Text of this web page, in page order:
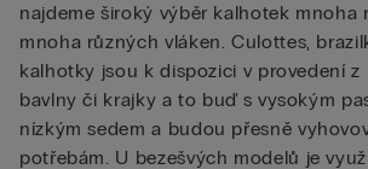
najdeme široký výběr kalhotek mnoha
mnoha různých vláken. Culottes,
kalhotky jsou k dispozici v provedení z
bavlny či krajky a to buď s vysokým
nízkým sedem a budou přesně
potřebám. U bezešvých modelů je